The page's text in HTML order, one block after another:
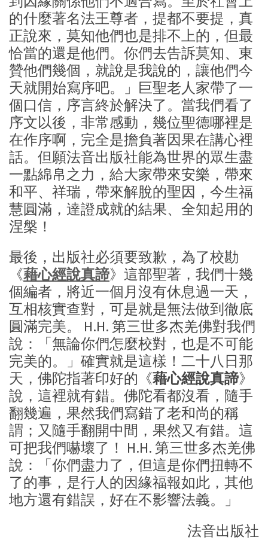
的什麼著名法王尊者，提都不要提，真
正說來，莫知他們也是排不上的，但最
恰當的還是他們。你們去告訴莫知、東
贊他們幾個，就說是我說的，讓他們今
天就開始寫序吧。」巨聖老人家帶了一
個口信，序言終於解決了。當我們看了
序文以後，非常感動，幾位聖德哪裡是
在作序啊，完全是擔負著因果在講心裡
話。但願法音出版社能為世界的眾生盡
一點綿帛之力，給大家帶來安樂，帶來
和平、祥瑞，帶來解脫的聖因，今生福
慧圓滿，達證成就的結果、全知起用的
涅槃！
最後，出版社必須要致歉，為了校勘
《藉心經說真諦》這部聖著，我們十幾
個編者，將近一個月沒有休息過一天，
互相核實查對，可是就是無法做到徹底
圓滿完美。 H.H. 第三世多杰羌佛對我們
說：「無論你們怎麼校對，也是不可能
完美的。」確實就是這樣！二十八日那
天，佛陀指著印好的《藉心經說真諦》
說，這裡就有錯。佛陀看都沒看，隨手
翻幾遍，果然我們寫錯了老和尚的稱
謂；又隨手翻開中間，果然又有錯。這
可把我們嚇壞了！ H.H. 第三世多杰羌佛
說：「你們盡力了，但這是你們扭轉不
了的事，是行人的因緣福報如此，其他
地方還有錯誤，好在不影響法義。」
法音出版社